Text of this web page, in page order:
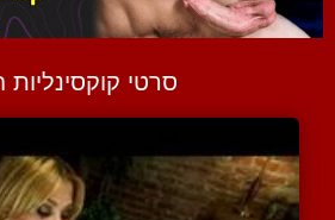
סרטי קוקסינליות